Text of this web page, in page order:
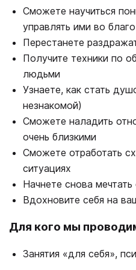
Сможете научиться
управлять ими во благо
Перестанете
Получите техники по
людьми
Узнаете, как стать
незнакомой)
Сможете наладить
очень близкими
Сможете отработать
ситуациях
Начнете снова
Вдохновите себя на
Для кого мы
Занятия «для себя»,